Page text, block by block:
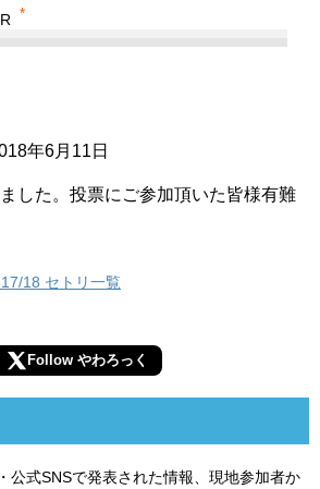
*
年6月11日
した。投票にご参加頂いた皆様有難
18 セトリ一覧
Follow やわろっく
公式SNSで発表された情報、現地参加者か